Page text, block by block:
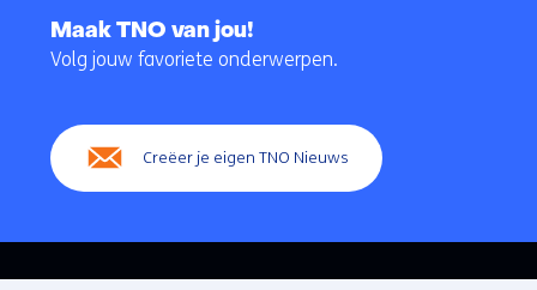
navigatie
Maak TNO van jou!
Volg jouw favoriete onderwerpen.
Creëer je eigen TNO Nieuws